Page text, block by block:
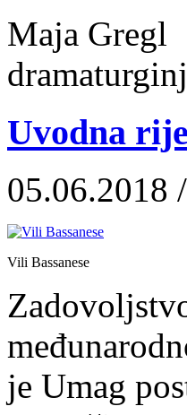
Maja Gregl
Uvodna
05.06.2018
Vili Bassanese
je Umag